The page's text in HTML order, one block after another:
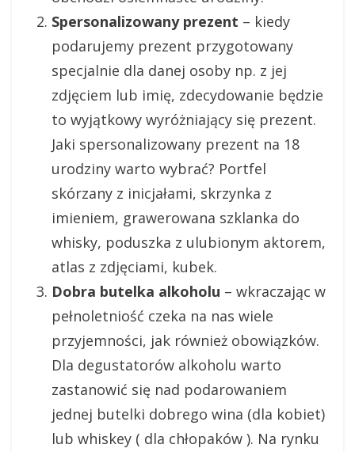
Spersonalizowany prezent – kiedy
podarujemy prezent przygotowany
specjalnie dla danej osoby np. z jej
zdjęciem lub imię, zdecydowanie będzie
to wyjątkowy wyróżniający się prezent.
Jaki spersonalizowany prezent na 18
urodziny warto wybrać? Portfel
skórzany z inicjałami, skrzynka z
imieniem, grawerowana szklanka do
whisky, poduszka z ulubionym aktorem,
atlas z zdjęciami, kubek.
Dobra butelka alkoholu – wkraczając w
pełnoletniość czeka na nas wiele
przyjemności, jak również obowiązków.
Dla degustatorów alkoholu warto
zastanowić się nad podarowaniem
jednej butelki dobrego wina (dla kobiet)
lub whiskey ( dla chłopaków ). Na rynku